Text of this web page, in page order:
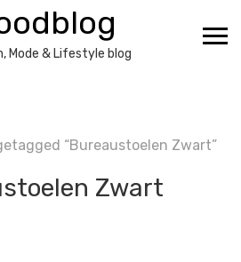
Mode & Lifestyle blog
“Bureaustoelen Zwart”
Zwart